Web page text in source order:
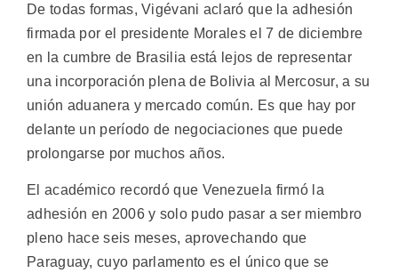
De todas formas, Vigévani aclaró que la adhesión
firmada por el presidente Morales el 7 de diciembre
en la cumbre de Brasilia está lejos de representar
una incorporación plena de Bolivia al Mercosur, a su
unión aduanera y mercado común. Es que hay por
delante un período de negociaciones que puede
prolongarse por muchos años.
El académico recordó que Venezuela firmó la
adhesión en 2006 y solo pudo pasar a ser miembro
pleno hace seis meses, aprovechando que
Paraguay, cuyo parlamento es el único que se